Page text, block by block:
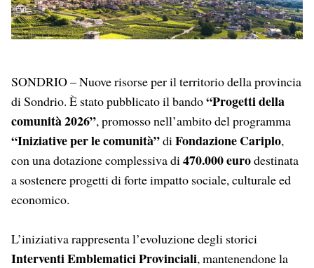
o
k
p
p
I
n
a
m
SONDRIO – Nuove risorse per il territorio della provincia
di Sondrio. È stato pubblicato il bando“Progetti della
comunità 2026”, promosso nell’ambito del programma
“Iniziative per le comunità”di Fondazione Cariplo,
con una dotazione complessiva di 470.000 eurodestinata
a sostenere progetti di forte impatto sociale, culturale ed
economico.
L’iniziativa rappresenta l’evoluzione degli storici
Interventi Emblematici Provinciali, mantenendone la